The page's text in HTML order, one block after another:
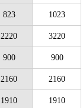
823 1023
2220 3220
900 900
2160 2160
1910 1910